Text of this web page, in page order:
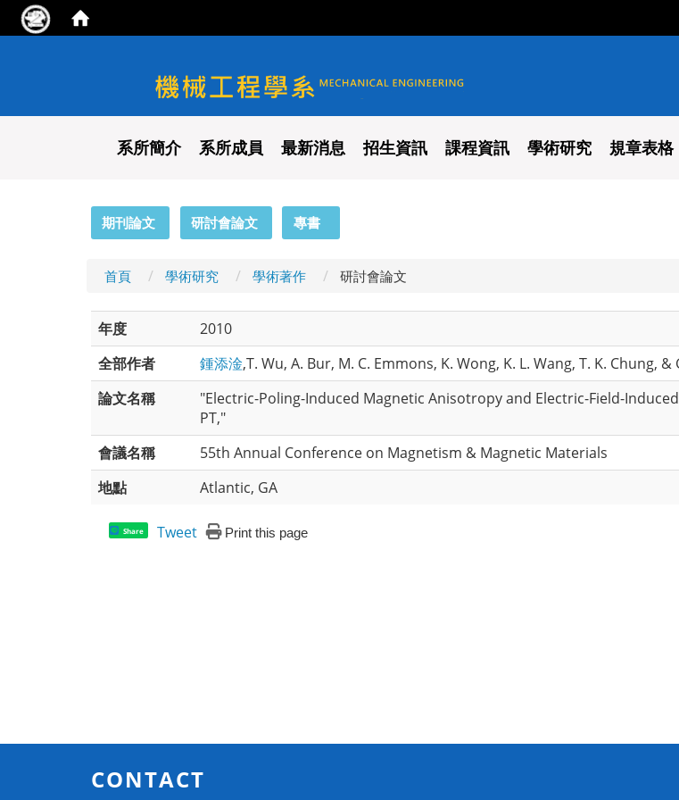
國立陽明交通大學 機械工程學系
系所簡介 系所成員 最新消息 招生資訊 課程資訊 學術研究 規章表格
期刊論文 研討會論文 專書
首頁 學術研究 學術著作 研討會論文
年度
2010
全部作者
鍾添淦,T. Wu, A. Bur, M. C. Emmons, K. Wong, K. L. Wang, T. K. Chung, &
論文名稱
"Electric-Poling-Induced Magnetic Anisotropy and Electric-Field-
PT,"
會議名稱
55th Annual Conference on Magnetism & Magnetic Materials
地點
Atlantic, GA
Share Tweet Print this page
CONTACT